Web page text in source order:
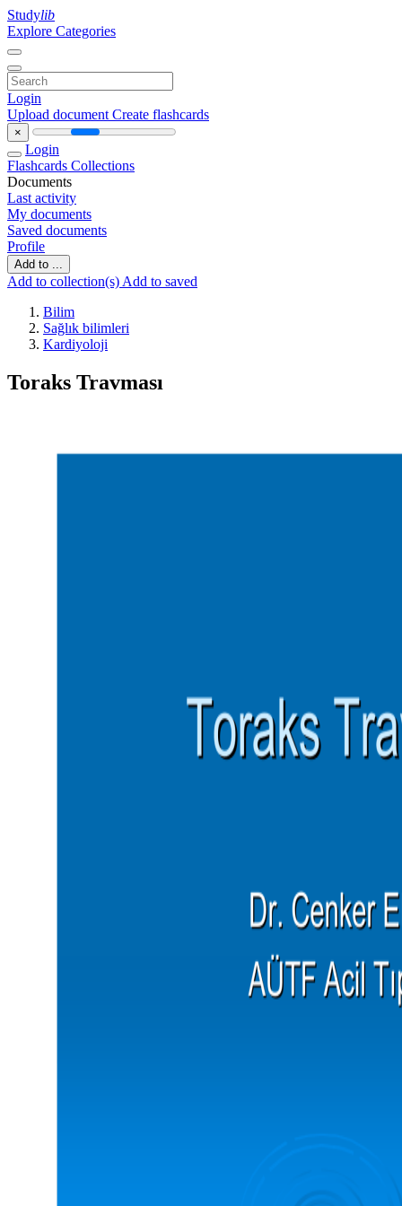
Studylib
Explore Categories
Login
Upload document Create flashcards
×
Login
Flashcards Collections
Documents
Last activity
My documents
Saved documents
Profile
Add to ...
Add to collection(s) Add to saved
Bilim
Sağlık bilimleri
Kardiyoloji
Toraks Travması